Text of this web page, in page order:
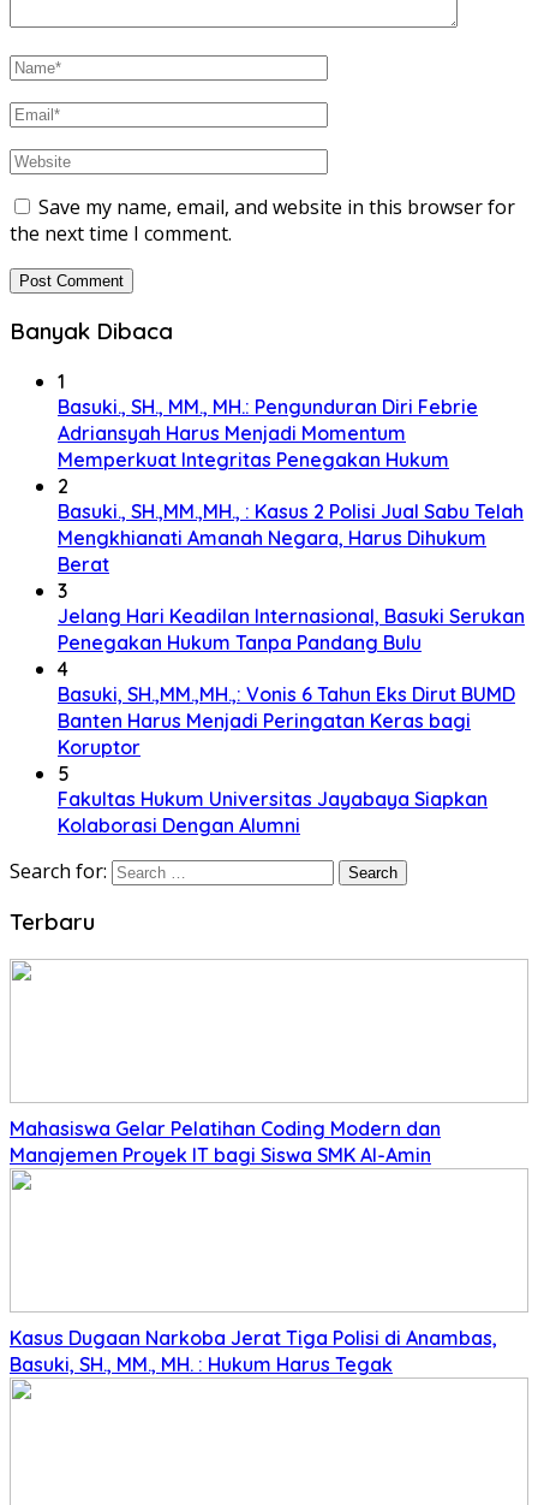
Save my name, email, and website in this browser for
the next time I comment.
Banyak Dibaca
1
Basuki., SH., MM., MH.: Pengunduran Diri Febrie
Adriansyah Harus Menjadi Momentum
Memperkuat Integritas Penegakan Hukum
2
Basuki., SH.,MM.,MH., : Kasus 2 Polisi Jual Sabu Telah
Mengkhianati Amanah Negara, Harus Dihukum
Berat
3
Jelang Hari Keadilan Internasional, Basuki Serukan
Penegakan Hukum Tanpa Pandang Bulu
4
Basuki, SH.,MM.,MH.,: Vonis 6 Tahun Eks Dirut BUMD
Banten Harus Menjadi Peringatan Keras bagi
Koruptor
5
Fakultas Hukum Universitas Jayabaya Siapkan
Kolaborasi Dengan Alumni
Search for:
Terbaru
Mahasiswa Gelar Pelatihan Coding Modern dan
Manajemen Proyek IT bagi Siswa SMK Al-Amin
Kasus Dugaan Narkoba Jerat Tiga Polisi di Anambas,
Basuki, SH., MM., MH. : Hukum Harus Tegak